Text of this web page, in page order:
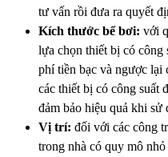
tư vấn rồi đưa ra quyết
Kích thước bể bơi: với
lựa chọn thiết bị có công
phí tiền bạc và ngược lại
các thiết bị có công suất
đảm bảo hiệu quả khi sử
Vị trí: đối với các công
trong nhà có quy mô